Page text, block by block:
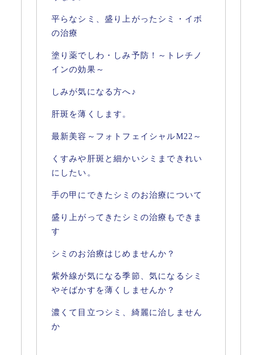
平らなシミ、盛り上がったシミ・イボ
の治療
塗り薬でしわ・しみ予防！～トレチノ
インの効果～
しみが気になる方へ♪
肝斑を薄くします。
最新美容～フォトフェイシャルM22～
くすみや肝斑と細かいシミまできれい
にしたい。
手の甲にできたシミのお治療について
盛り上がってきたシミの治療もできま
す
シミのお治療はじめませんか？
紫外線が気になる季節、気になるシミ
やそばかすを薄くしませんか？
濃くて目立つシミ、綺麗に治しません
か